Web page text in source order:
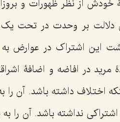
از نظر ظهورات و
دلالت بر وحدت در تحت
این اشتراک در
در افاضه و اضافۀ
اختلاف داشته باشد. آن
نداشته باشد. آن را